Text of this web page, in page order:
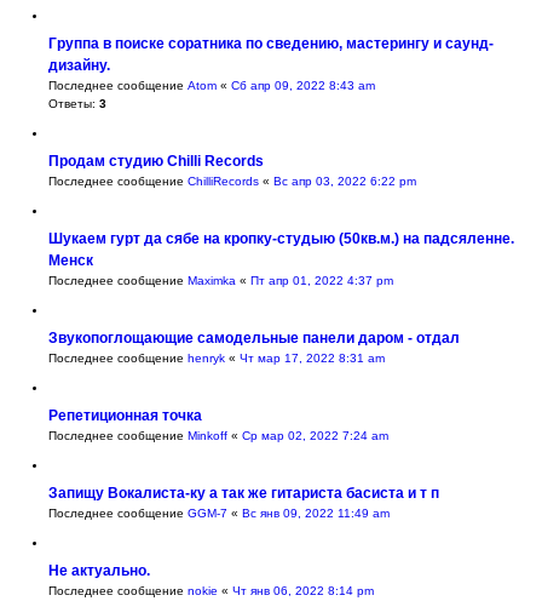
Группа в поиске соратника по сведению, мастерингу и саунд-
дизайну.
Последнее сообщение Atom « Сб апр 09, 2022 8:43 am
Ответы: 3
Продам студию Chilli Records
Последнее сообщение ChilliRecords « Вс апр 03, 2022 6:22 pm
Шукаем гурт да сябе на кропку-студыю (50кв.м.) на падсяленне.
Менск
Последнее сообщение Maximka « Пт апр 01, 2022 4:37 pm
Звукопоглощающие самодельные панели даром - отдал
Последнее сообщение henryk « Чт мар 17, 2022 8:31 am
Репетиционная точка
Последнее сообщение Minkoff « Ср мар 02, 2022 7:24 am
Запищу Вокалиста-ку а так же гитариста басиста и т п
Последнее сообщение GGM-7 « Вс янв 09, 2022 11:49 am
Не актуально.
Последнее сообщение nokie « Чт янв 06, 2022 8:14 pm